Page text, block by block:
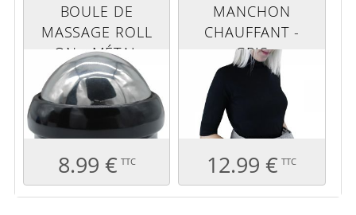
BOULE DE
MASSAGE ROLL
ON - MÉTAL
8.99 € TTC
MANCHON
CHAUFFANT -
GRIS
12.99 € TTC